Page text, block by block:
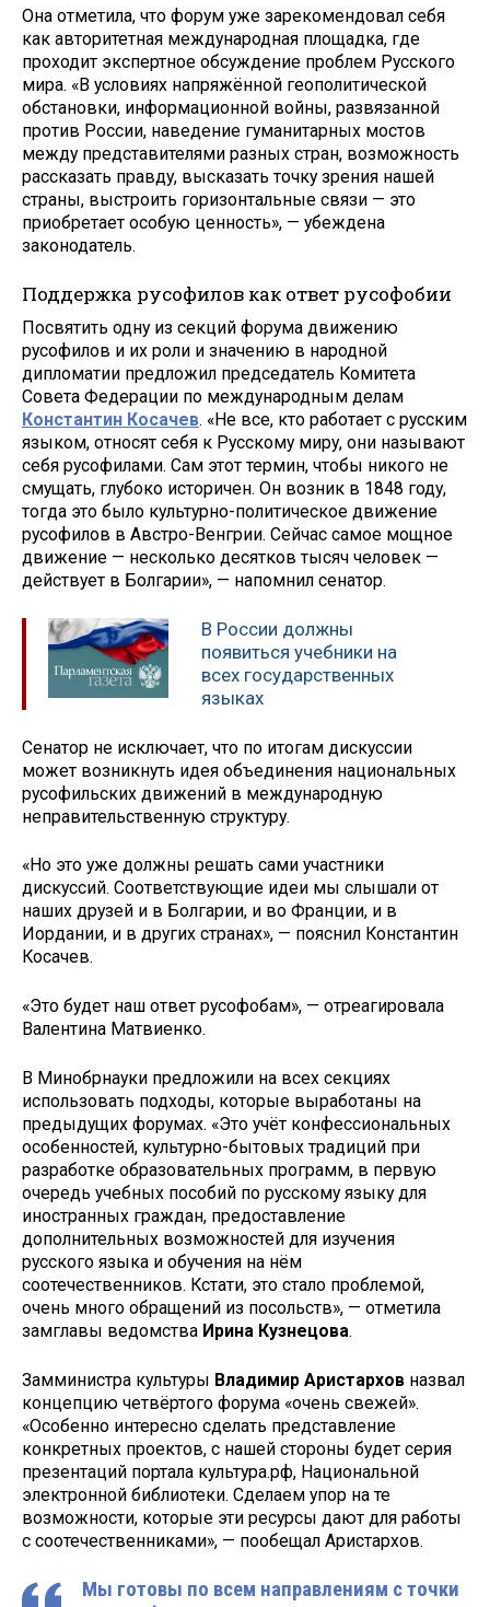
Она отметила, что форум уже зарекомендовал себя
как авторитетная международная площадка, где
проходит экспертное обсуждение проблем Русского
мира. «В условиях напряжённой геополитической
обстановки, информационной войны, развязанной
против России, наведение гуманитарных мостов
между представителями разных стран, возможность
рассказать правду, высказать точку зрения нашей
страны, выстроить горизонтальные связи — это
приобретает особую ценность», — убеждена
законодатель.
Поддержка русофилов как ответ русофобии
Посвятить одну из секций форума движению
русофилов и их роли и значению в народной
дипломатии предложил председатель Комитета
Совета Федерации по международным делам
Константин Косачев. «Не все, кто работает с русским
языком, относят себя к Русскому миру, они называют
себя русофилами. Сам этот термин, чтобы никого не
смущать, глубоко историчен. Он возник в 1848 году,
тогда это было культурно-политическое движение
русофилов в Австро-Венгрии. Сейчас самое мощное
движение — несколько десятков тысяч человек —
действует в Болгарии», — напомнил сенатор.
В России должны
появиться учебники на
всех государственных
языках
Сенатор не исключает, что по итогам дискуссии
может возникнуть идея объединения национальных
русофильских движений в международную
неправительственную структуру.
«Но это уже должны решать сами участники
дискуссий. Соответствующие идеи мы слышали от
наших друзей и в Болгарии, и во Франции, и в
Иордании, и в других странах», — пояснил Константин
Косачев.
«Это будет наш ответ русофобам», — отреагировала
Валентина Матвиенко.
В Минобрнауки предложили на всех секциях
использовать подходы, которые выработаны на
предыдущих форумах. «Это учёт конфессиональных
особенностей, культурно-бытовых традиций при
разработке образовательных программ, в первую
очередь учебных пособий по русскому языку для
иностранных граждан, предоставление
дополнительных возможностей для изучения
русского языка и обучения на нём
соотечественников. Кстати, это стало проблемой,
очень много обращений из посольств», — отметила
замглавы ведомства Ирина Кузнецова.
Замминистра культуры Владимир Аристархов назвал
концепцию четвёртого форума «очень свежей».
«Особенно интересно сделать представление
конкретных проектов, с нашей стороны будет серия
презентаций портала культура.рф, Национальной
электронной библиотеки. Сделаем упор на те
возможности, которые эти ресурсы дают для работы
с соотечественниками», — пообещал Аристархов.
Мы готовы по всем направлениям с точки